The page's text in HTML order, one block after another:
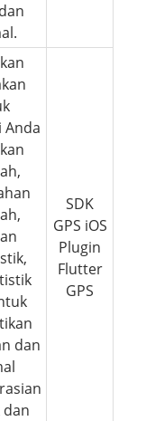
Anda
dan
SDK
GPS iOS
Plugin
Flutter
GPS